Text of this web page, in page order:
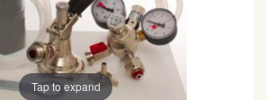
Tap to expand